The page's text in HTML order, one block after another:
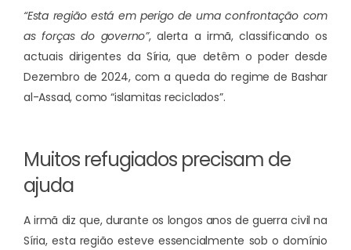
“Esta região está em perigo de uma confrontação com
as forças do governo”, alerta a irmã, classificando os
actuais dirigentes da Síria, que detêm o poder desde
Dezembro de 2024, com a queda do regime de Bashar
al-Assad, como “islamitas reciclados”.
Muitos refugiados precisam de
ajuda
A irmã diz que, durante os longos anos de guerra civil na
Síria, esta região esteve essencialmente sob o domínio